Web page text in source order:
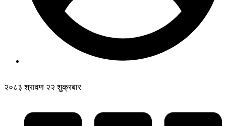
२०८३ श्रावण २२ शुक्रबार